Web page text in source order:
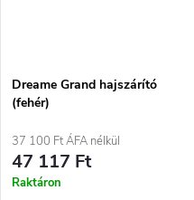
Dreame Grand hajszárító
(fehér)
37 100 Ft ÁFA nélkül
47 117 Ft
Raktáron